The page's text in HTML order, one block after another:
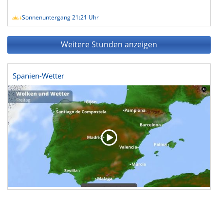
Sonnenuntergang 21:21 Uhr
Weitere Stunden anzeigen
Spanien-Wetter